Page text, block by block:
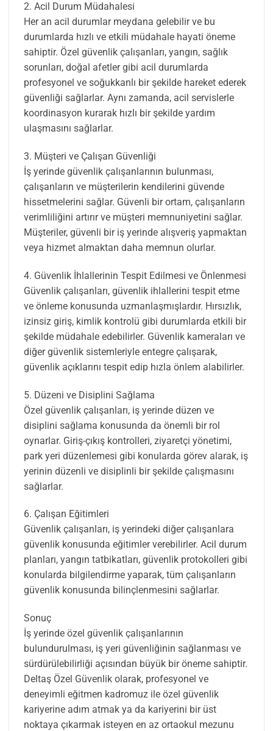
2. Acil Durum Müdahalesi
Her an acil durumlar meydana gelebilir ve bu
durumlarda hızlı ve etkili müdahale hayati öneme
sahiptir. Özel güvenlik çalışanları, yangın, sağlık
sorunları, doğal afetler gibi acil durumlarda
profesyonel ve soğukkanlı bir şekilde hareket ederek
güvenliği sağlarlar. Aynı zamanda, acil servislerle
koordinasyon kurarak hızlı bir şekilde yardım
ulaşmasını sağlarlar.
3. Müşteri ve Çalışan Güvenliği
İş yerinde güvenlik çalışanlarının bulunması,
çalışanların ve müşterilerin kendilerini güvende
hissetmelerini sağlar. Güvenli bir ortam, çalışanların
verimliliğini artırır ve müşteri memnuniyetini sağlar.
Müşteriler, güvenli bir iş yerinde alışveriş yapmaktan
veya hizmet almaktan daha memnun olurlar.
4. Güvenlik İhlallerinin Tespit Edilmesi ve Önlenmesi
Güvenlik çalışanları, güvenlik ihlallerini tespit etme
ve önleme konusunda uzmanlaşmışlardır. Hırsızlık,
izinsiz giriş, kimlik kontrolü gibi durumlarda etkili bir
şekilde müdahale edebilirler. Güvenlik kameraları ve
diğer güvenlik sistemleriyle entegre çalışarak,
güvenlik açıklarını tespit edip hızla önlem alabilirler.
5. Düzeni ve Disiplini Sağlama
Özel güvenlik çalışanları, iş yerinde düzen ve
disiplini sağlama konusunda da önemli bir rol
oynarlar. Giriş-çıkış kontrolleri, ziyaretçi yönetimi,
park yeri düzenlemesi gibi konularda görev alarak, iş
yerinin düzenli ve disiplinli bir şekilde çalışmasını
sağlarlar.
6. Çalışan Eğitimleri
Güvenlik çalışanları, iş yerindeki diğer çalışanlara
güvenlik konusunda eğitimler verebilirler. Acil durum
planları, yangın tatbikatları, güvenlik protokolleri gibi
konularda bilgilendirme yaparak, tüm çalışanların
güvenlik konusunda bilinçlenmesini sağlarlar.
Sonuç
İş yerinde özel güvenlik çalışanlarının
bulundurulması, iş yeri güvenliğinin sağlanması ve
sürdürülebilirliği açısından büyük bir öneme sahiptir.
Deltaş Özel Güvenlik olarak, profesyonel ve
deneyimli eğitmen kadromuz ile özel güvenlik
kariyerine adım atmak ya da kariyerini bir üst
noktaya çıkarmak isteyen en az ortaokul mezunu